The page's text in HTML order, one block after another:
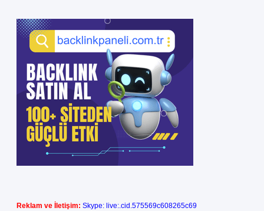
Reklam ve İletişim: Skype: live:.cid.575569c608265c69